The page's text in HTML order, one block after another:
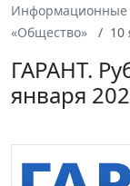
Информационные
«Общество»
10
ГАРАНТ.
января